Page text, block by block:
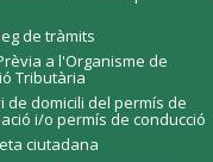
de tràmits
a l'Organisme de
Tributària
de domicili del permís de
i/o permís de conducció
ciutadana